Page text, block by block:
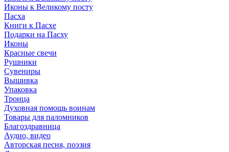
Иконы к Великому посту
Пасха
Книги к Пасхе
Подарки на Пасху
Иконы
Красные свечи
Рушники
Сувениры
Вышивка
Упаковка
Троица
Духовная помощь воинам
Товары для паломников
Благоздравница
Аудио, видео
Авторская песня, поэзия